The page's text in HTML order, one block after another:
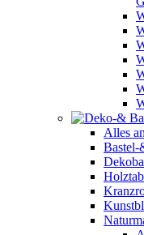
Alles
Bastel-